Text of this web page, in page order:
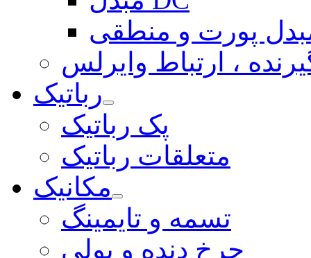
پورت و منطقی
، ارتباط وایرلس
رباتیک
پک رباتیک
متعلقات رباتیک
مکانیک
تسمه و تایمینگ
چرخ دنده و پولی